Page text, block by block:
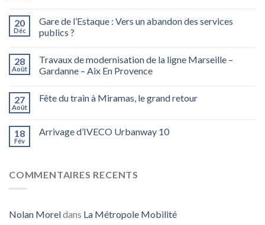
20
Déc
Gare de l’Estaque : Vers un abandon des services
publics ?
28
Août
Travaux de modernisation de la ligne Marseille –
Gardanne – Aix En Provence
27
Août
Fête du train à Miramas, le grand retour
18
Fév
Arrivage d’IVECO Urbanway 10
COMMENTAIRES RECENTS
Nolan Moreldans La Métropole Mobilité